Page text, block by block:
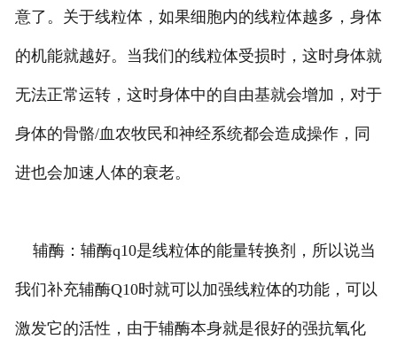
意了。关于线粒体，如果细胞内的线粒体越多，身体
的机能就越好。当我们的线粒体受损时，这时身体就
无法正常运转，这时身体中的自由基就会增加，对于
身体的骨骼/血农牧民和神经系统都会造成操作，同
进也会加速人体的衰老。
辅酶：辅酶q10是线粒体的能量转换剂，所以说当
我们补充辅酶Q10时就可以加强线粒体的功能，可以
激发它的活性，由于辅酶本身就是很好的强抗氧化